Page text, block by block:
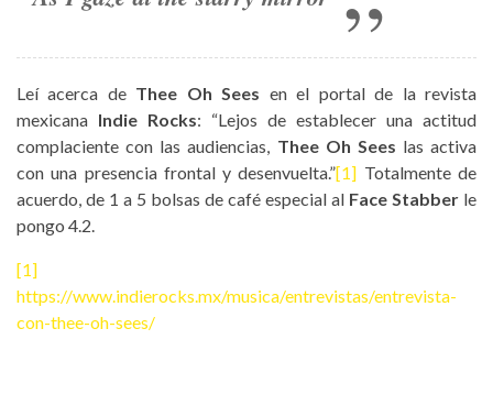
Leí acerca deThee Oh Sees en el portal de la revista
mexicana Indie Rocks: “Lejos de establecer una actitud
complaciente con las audiencias, Thee Oh Sees las activa
con una presencia frontal y desenvuelta.”[1] Totalmente de
acuerdo, de 1 a 5 bolsas de café especial al Face Stabber le
pongo 4.2.
[1]
https://www.indierocks.mx/musica/entrevistas/entrevista-
con-thee-oh-sees/